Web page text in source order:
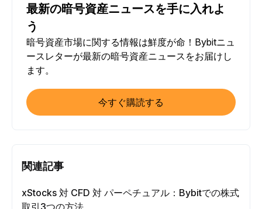
最新の暗号資産ニュースを手に入れよ
う
暗号資産市場に関する情報は鮮度が命！Bybitニュ
ースレターが最新の暗号資産ニュースをお届けし
ます。
今すぐ購読する
関連記事
xStocks 対 CFD 対 パーペチュアル：Bybitでの株式
取引3つの方法